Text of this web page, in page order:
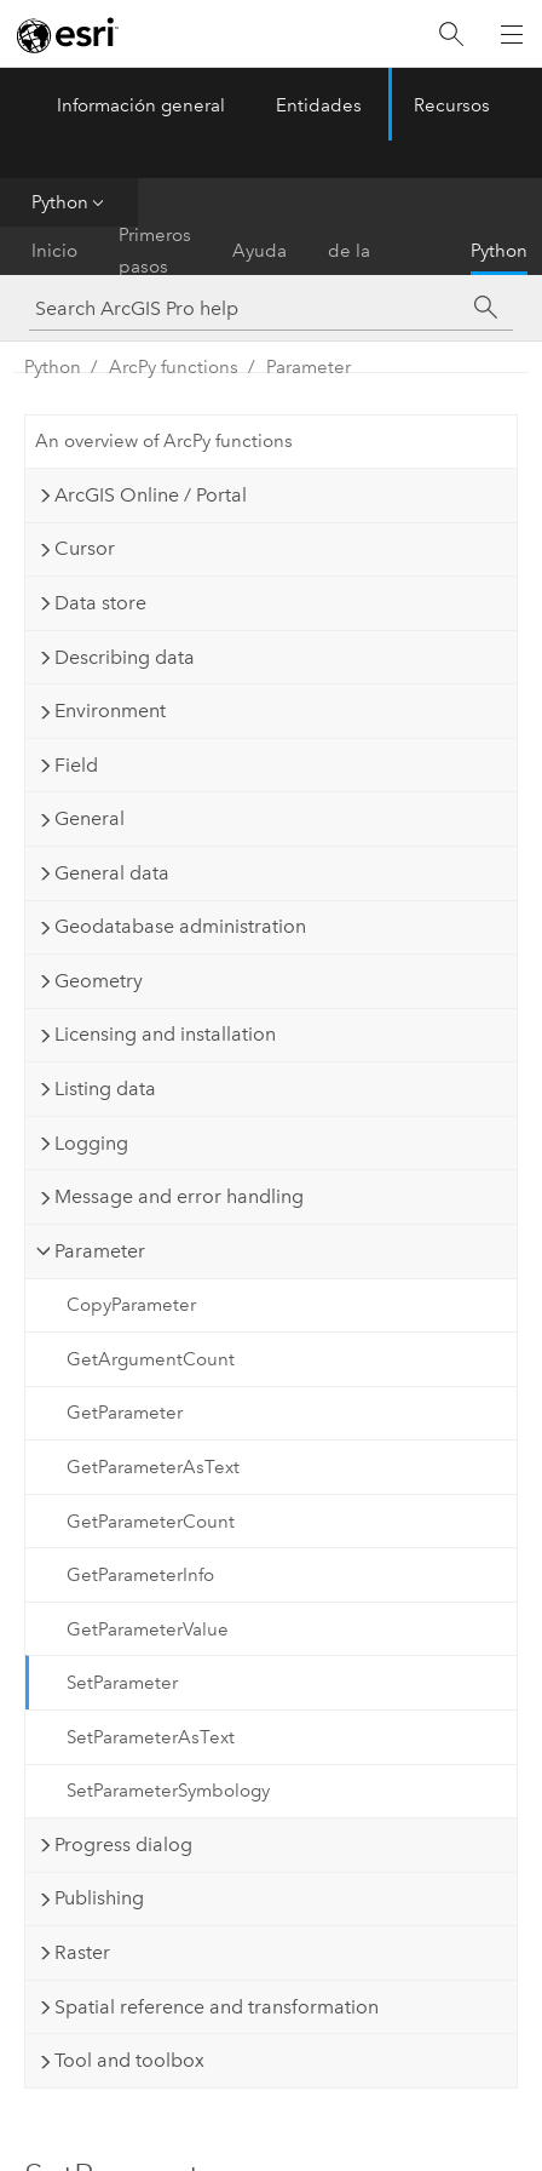
ArcGIS Pro Menu
Información general Entidades Recursos
Python
Inicio
Primeros
pasos
Ayuda
de la
herramienta
Python
Python ArcPy functions Parameter
An overview of ArcPy functions
ArcGIS Online / Portal
Cursor
Data store
Describing data
Environment
Field
General
General data
Geodatabase administration
Geometry
Licensing and installation
Listing data
Logging
Message and error handling
Parameter
CopyParameter
GetArgumentCount
GetParameter
GetParameterAsText
GetParameterCount
GetParameterInfo
GetParameterValue
SetParameter
SetParameterAsText
SetParameterSymbology
Progress dialog
Publishing
Raster
Spatial reference and transformation
Tool and toolbox